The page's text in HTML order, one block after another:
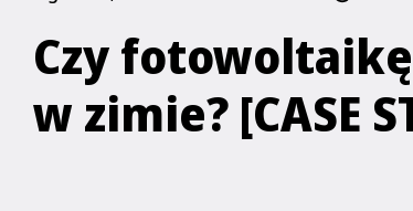
Czy
w zimie? [CASE